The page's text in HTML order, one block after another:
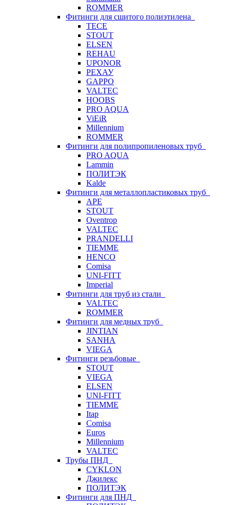
ROMMER
Фитинги для сшитого полиэтилена
TECE
STOUT
ELSEN
REHAU
UPONOR
РЕХАУ
GAPPO
VALTEC
HOOBS
PRO AQUA
ViEiR
Millennium
ROMMER
Фитинги для полипропиленовых труб
PRO AQUA
Lammin
ПОЛИТЭК
Kalde
Фитинги для металлопластиковых труб
APE
STOUT
Oventrop
VALTEC
PRANDELLI
TIEMME
HENCO
Comisa
UNI-FITT
Imperial
Фитинги для труб из стали
VALTEC
ROMMER
Фитинги для медных труб
JINTIAN
SANHA
VIEGA
Фитинги резьбовые
STOUT
VIEGA
ELSEN
UNI-FITT
TIEMME
Itap
Comisa
Euros
Millennium
VALTEC
Трубы ПНД
CYKLON
Джилекс
ПОЛИТЭК
Фитинги для ПНД